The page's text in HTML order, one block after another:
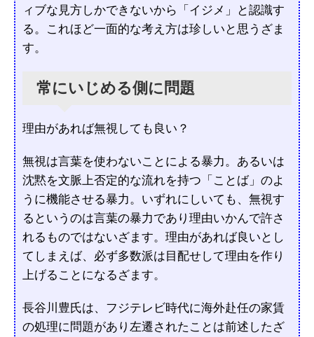
ィブな見方しかできないから「イジメ」と認識す
る。これほど一面的な考え方は珍しいと思うざま
す。
常にいじめる側に問題
理由があれば無視しても良い？
無視は言葉を使わないことによる暴力。あるいは
沈黙を文脈上否定的な流れを持つ「ことば」のよ
うに機能させる暴力。いずれにしいても、無視す
るというのは言葉の暴力であり理由いかんで許さ
れるものではないざます。理由があれば良いとし
てしまえば、必ず多数派は目配せして理由を作り
上げることになるざます。
長谷川豊氏は、フジテレビ時代に海外赴任の家賃
の処理に問題があり左遷されたことは前述したざ